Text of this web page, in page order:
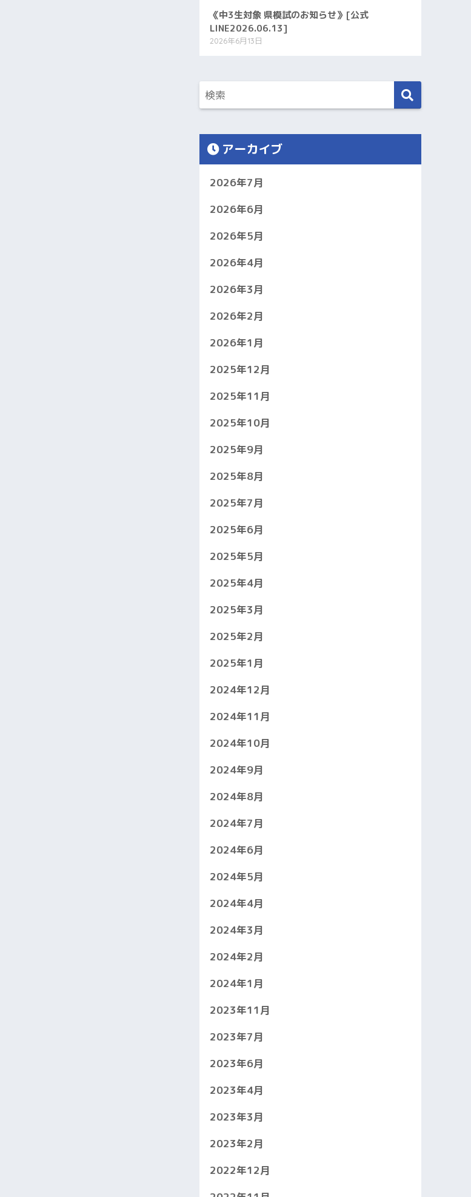
《中3生対象 県模試のお知らせ》[公式
LINE2026.06.13]
2026年6月13日
アーカイブ
2026年7月
2026年6月
2026年5月
2026年4月
2026年3月
2026年2月
2026年1月
2025年12月
2025年11月
2025年10月
2025年9月
2025年8月
2025年7月
2025年6月
2025年5月
2025年4月
2025年3月
2025年2月
2025年1月
2024年12月
2024年11月
2024年10月
2024年9月
2024年8月
2024年7月
2024年6月
2024年5月
2024年4月
2024年3月
2024年2月
2024年1月
2023年11月
2023年7月
2023年6月
2023年4月
2023年3月
2023年2月
2022年12月